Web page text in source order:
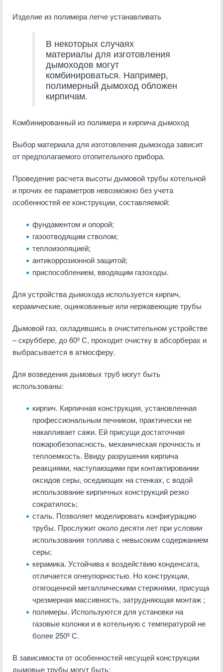
Изделие из полимера легче устанавливать
В некоторых случаях
материалы для изготовления
дымоходов могут
комбинироваться. Например,
полимерный дымоход обложен
кирпичам.
Комбинированный из полимера и кирпича дымоход
Выбор материала для изготовления дымохода зависит
от предполагаемого отопительного прибора.
Проведение расчета высоты дымовой трубы котельной
и прочих ее параметров невозможно без учета
особенностей ее конструкции, составляемой:
фундаментом и опорой;
газоотводящим стволом;
теплоизоляцией;
антикоррозионной защитой;
приспособлением, вводящим газоходы.
Для устройства дымохода используется кирпич,
керамические, оцинкованные или нержавеющие трубы
Дымовой газ, охладившись в очистительном устройстве
– скруббере, до 60º С, проходит очистку в абсорберах и
выбрасывается в атмосферу.
Для возведения дымовых труб могут быть
использованы:
кирпич. Кирпичная конструкция, установленная
профессиональным печником, практически не
накапливает сажи. Ей присущи достаточная
пожаробезопасность, механическая прочность и
теплоемкость. Ввиду разрушения кирпича
реакциями, наступающими при контактировании
оксидов серы, оседающих на стенках, с водой
использование кирпичных конструкций резко
сократилось;
сталь. Позволяет моделировать конфигурацию
трубы. Прослужит около десяти лет при условии
использования топлива с невысоким содержанием
серы;
керамика. Устойчива к воздействию конденсата,
отличается огнеупорностью. Но конструкции,
отягощенной металлическими стержнями, присуща
чрезмерная массивность, затрудняющая монтаж ;
полимеры. Используются для установки на
газовые колонки и в котельную с температурой не
более 250º С.
В зависимости от особенностей несущей конструкции
дымовые трубы могут быть: